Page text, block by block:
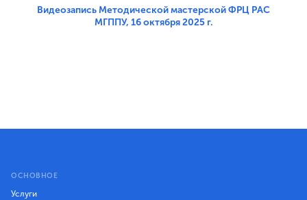
Видеозапись Методической мастерской ФРЦ РАС
МГППУ, 16 октября 2025 г.
ОСНОВНОЕ
Услуги